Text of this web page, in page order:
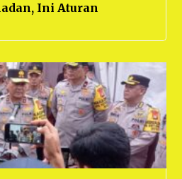
Ini Aturan